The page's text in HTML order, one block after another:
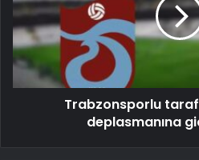
Trabzonsporlu
deplasmanına